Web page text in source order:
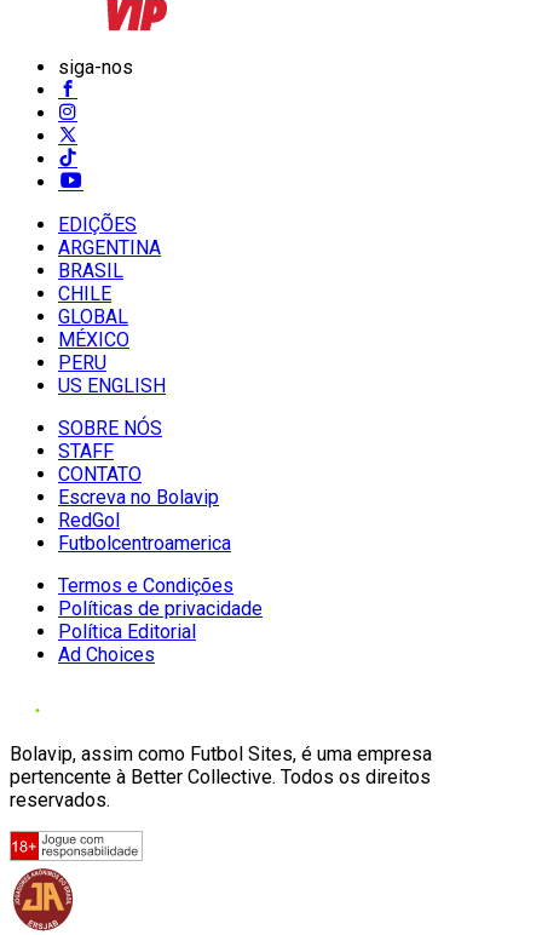
siga-nos
EDIÇÕES
ARGENTINA
BRASIL
CHILE
GLOBAL
MÉXICO
PERU
US ENGLISH
SOBRE NÓS
STAFF
CONTATO
Escreva no Bolavip
RedGol
Futbolcentroamerica
Termos e Condições
Políticas de privacidade
Política Editorial
Ad Choices
Bolavip, assim como Futbol Sites, é uma empresa
pertencente à Better Collective. Todos os direitos
reservados.